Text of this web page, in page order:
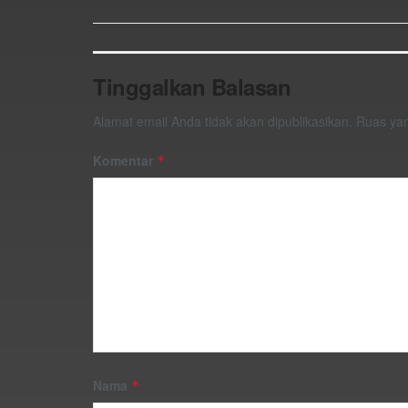
Tinggalkan Balasan
Alamat email Anda tidak akan dipublikasikan. Ruas
Komentar *
Nama *